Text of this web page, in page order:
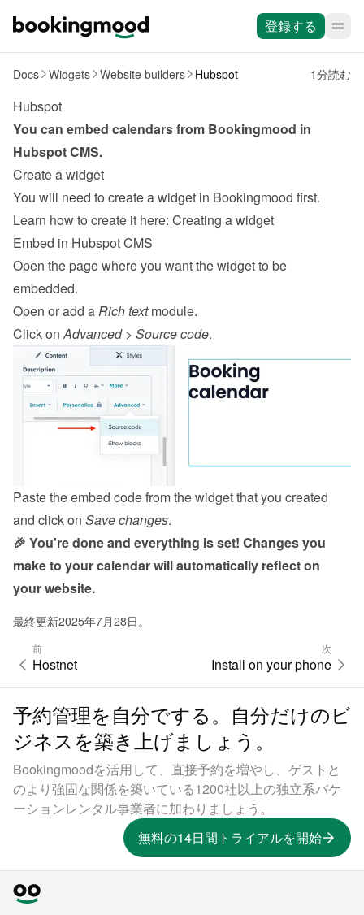
登録する
Docs Widgets Website builders Hubspot 1分読む
Hubspot
HubspotCMS.
Create a widget
You will need to create a widget in Bookingmood first.
Learn how to create it here: Creating a widget
Embed in Hubspot CMS
Open the page where you want the widget to be
embedded.
Open or add a Rich text module.
Click on Advanced > Source code.
Paste the embed code from the widget that you created
and click on Save changes.
🎉 You're done and everything is set! Changes you
make to your calendar will automatically reflect on
your website.
最終更新2025年7月28日。
前
Hostnet
次
Install on your phone
予約管理を自分でする。自分だけのビ
ジネスを築き上げましょう。
Bookingmoodを活用して、直接予約を増やし、ゲストと
のより強固な関係を築いている1200社以上の独立系バケ
ーションレンタル事業者に加わりましょう。
無料の14日間トライアルを開始